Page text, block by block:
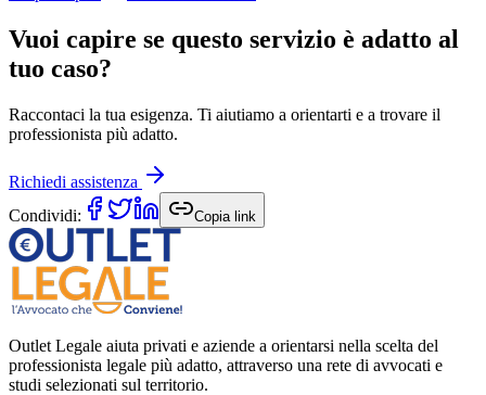
Vuoi capire se questo servizio è adatto al
tuo caso?
Raccontaci la tua esigenza. Ti aiutiamo a orientarti e a trovare il
professionista più adatto.
Richiedi assistenza
Condividi:
Copia link
Outlet Legale aiuta privati e aziende a orientarsi nella scelta del
professionista legale più adatto, attraverso una rete di avvocati e
studi selezionati sul territorio.